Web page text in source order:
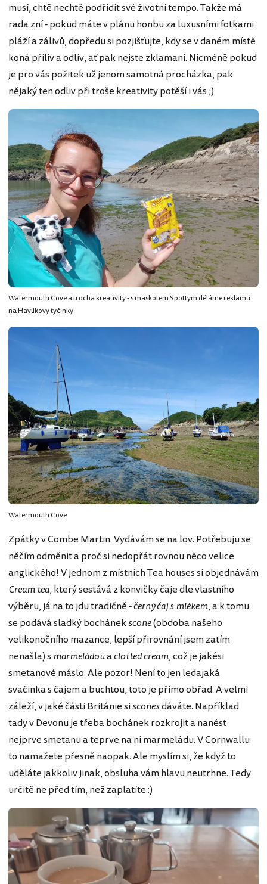
musí, chtě nechtě podřídit své životní tempo. Takže má
rada zní - pokud máte v plánu honbu za luxusními fotkami
pláží a zálivů, dopředu si pozjišťujte, kdy se v daném místě
koná příliv a odliv, ať pak nejste zklamaní. Nicméně pokud
je pro vás požitek už jenom samotná procházka, pak
nějaký ten odliv při troše kreativity potěší i vás ;)
Watermouth Cove a trocha kreativity - s maskotem Spottym děláme reklamu
na Havlíkovy tyčinky
Watermouth Cove
Zpátky v Combe Martin. Vydávám se na lov. Potřebuju se
něčím odměnit a proč si nedopřát rovnou něco velice
anglického! V jednom z místních Tea houses si objednávám
Cream tea, který sestává z konvičky čaje dle vlastního
výběru, já na to jdu tradičně -černý čaj s mlékem, a k tomu
se podává sladký bochánekscone(obdoba našeho
velikonočního mazance, lepší přirovnání jsem zatím
nenašla) s marmeládouaclotted cream, což je jakési
smetanové máslo. Ale pozor! Není to jen ledajaká
svačinka s čajem a buchtou, toto je přímo obřad. A velmi
záleží, v jaké části Británie sisconesdáváte. Například
tady v Devonu je třeba bochánek rozkrojit a nanést
nejprve smetanu a teprve na ni marmeládu. V Cornwallu
to namažete přesně naopak. Ale myslím si, že když to
uděláte jakkoliv jinak, obsluha vám hlavu neutrhne. Tedy
určitě ne před tím, než zaplatíte :)